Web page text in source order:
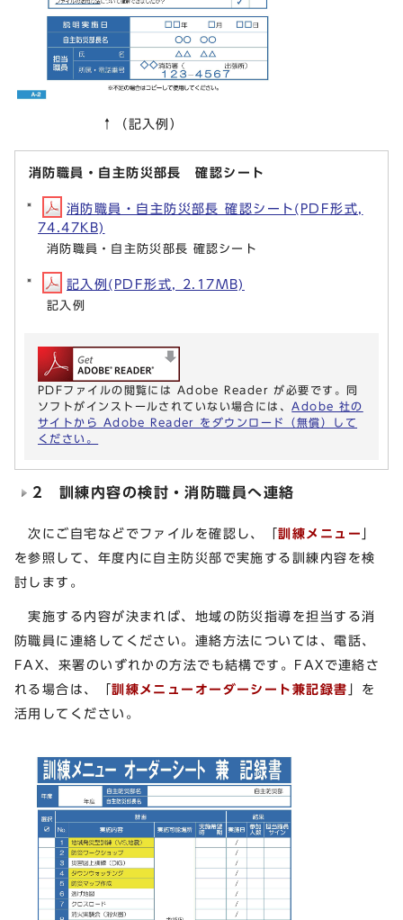
↑（記入例）
消防職員・自主防災部長 確認シート
消防職員・自主防災部長 確認シート(PDF形式,
74.47KB)
消防職員・自主防災部長 確認シート
記入例(PDF形式, 2.17MB)
記入例
PDFファイルの閲覧には Adobe Reader が必要です。同
ソフトがインストールされていない場合には、 Adobe 社の
サイトから Adobe Reader をダウンロード（無償）して
ください。
2 訓練内容の検討・消防職員へ連絡
次にご自宅などでファイルを確認し、「訓練メニュー
を参照して、年度内に自主防災部で実施する訓練内容を検
討します。
実施する内容が決まれば、地域の防災指導を担当する消
防職員に連絡してください。連絡方法については、電話、
FAX、来署のいずれかの方法でも結構です。FAXで連絡さ
れる場合は、「訓練メニューオーダーシート兼記録書 」を
活用してください。